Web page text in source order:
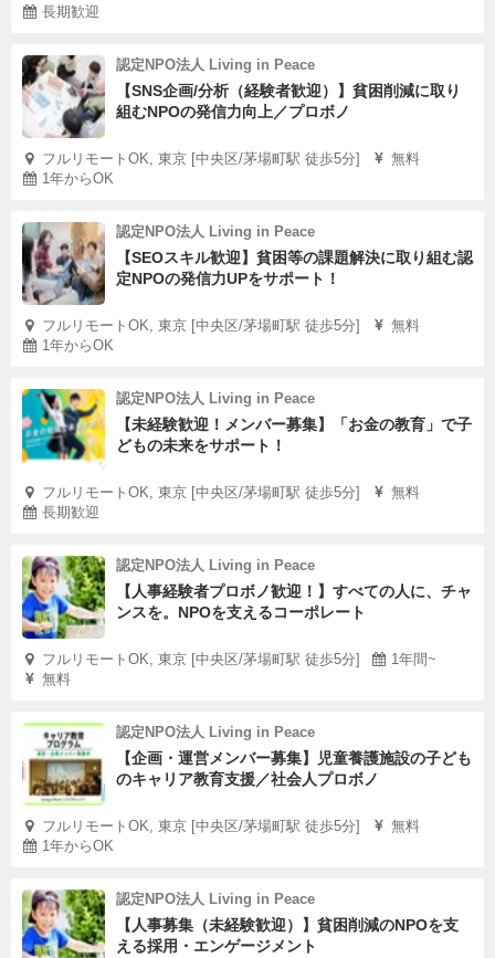
長期歓迎
認定NPO法人 Living in Peace
【SNS企画/分析（経験者歓迎）】貧困削減に取り
組むNPOの発信力向上／プロボノ
フルリモートOK, 東京 [中央区/茅場町駅 徒歩5分]
無料
1年からOK
認定NPO法人 Living in Peace
【SEOスキル歓迎】貧困等の課題解決に取り組む認
定NPOの発信力UPをサポート！
フルリモートOK, 東京 [中央区/茅場町駅 徒歩5分]
無料
1年からOK
認定NPO法人 Living in Peace
【未経験歓迎！メンバー募集】「お金の教育」で子
どもの未来をサポート！
フルリモートOK, 東京 [中央区/茅場町駅 徒歩5分]
無料
長期歓迎
認定NPO法人 Living in Peace
【人事経験者プロボノ歓迎！】すべての人に、チャ
ンスを。NPOを支えるコーポレート
フルリモートOK, 東京 [中央区/茅場町駅 徒歩5分]
1年間~
無料
認定NPO法人 Living in Peace
【企画・運営メンバー募集】児童養護施設の子ども
のキャリア教育支援／社会人プロボノ
フルリモートOK, 東京 [中央区/茅場町駅 徒歩5分]
無料
1年からOK
認定NPO法人 Living in Peace
【人事募集（未経験歓迎）】貧困削減のNPOを支
える採用・エンゲージメント